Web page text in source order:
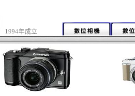
1994年成立